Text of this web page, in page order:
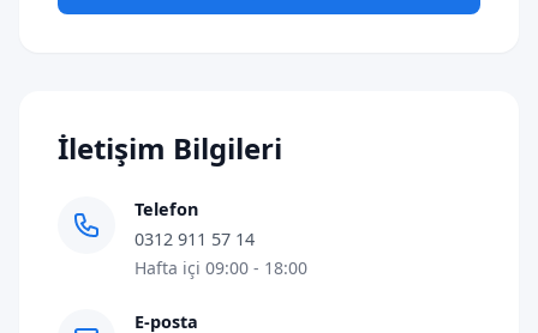
İletişim Bilgileri
Telefon
0312 911 57 14
Hafta içi 09:00 - 18:00
E-posta